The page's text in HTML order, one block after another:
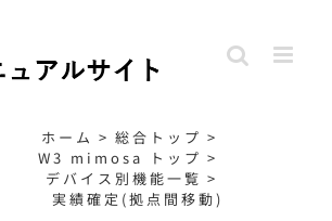
ホーム > 総合トップ >
W3 mimosa トップ >
デバイス別機能一覧 >
実績確定(拠点間移動)